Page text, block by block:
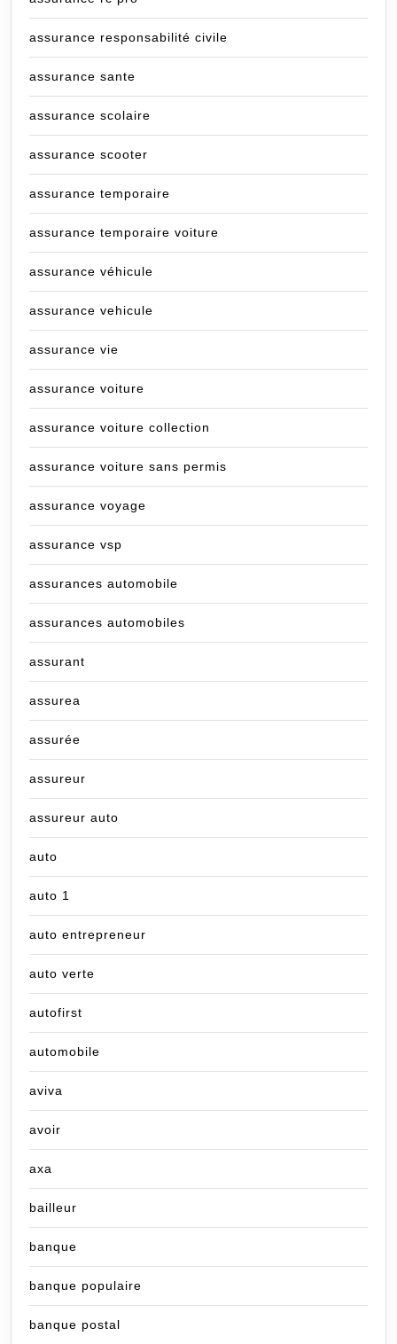
assurance responsabilité civile
assurance sante
assurance scolaire
assurance scooter
assurance temporaire
assurance temporaire voiture
assurance véhicule
assurance vehicule
assurance vie
assurance voiture
assurance voiture collection
assurance voiture sans permis
assurance voyage
assurance vsp
assurances automobile
assurances automobiles
assurant
assurea
assurée
assureur
assureur auto
auto
auto 1
auto entrepreneur
auto verte
autofirst
automobile
aviva
avoir
axa
bailleur
banque
banque populaire
banque postal